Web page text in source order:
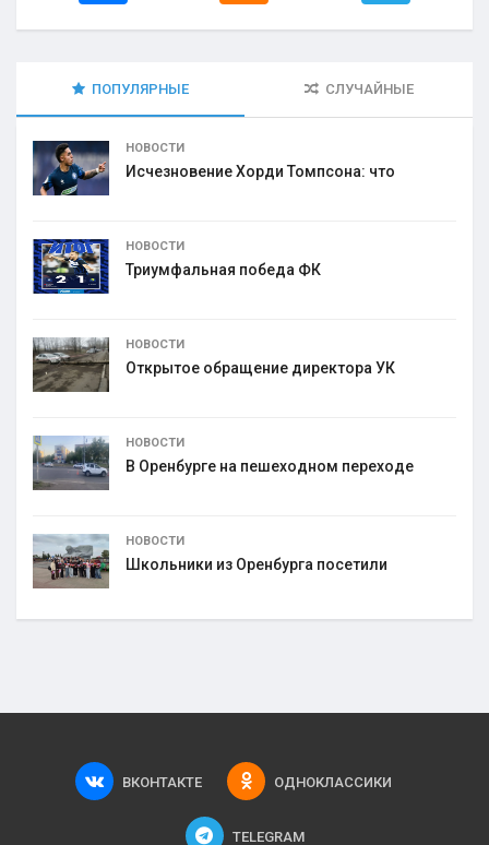
ПОПУЛЯРНЫЕ СЛУЧАЙНЫЕ
НОВОСТИ
Исчезновение Хорди Томпсона: что
НОВОСТИ
Триумфальная победа ФК
НОВОСТИ
Открытое обращение директора УК
НОВОСТИ
В Оренбурге на пешеходном переходе
НОВОСТИ
Школьники из Оренбурга посетили
ВКОНТАКТЕ ОДНОКЛАССИКИ
TELEGRAM